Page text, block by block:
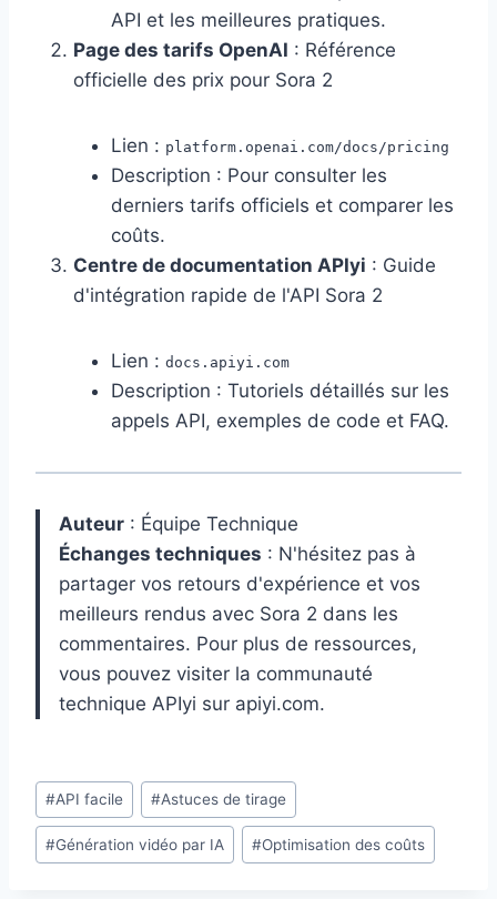
API et les meilleures pratiques.
Page des tarifs OpenAI : Référence
officielle des prix pour Sora 2
Lien : platform.openai.com/docs/pricing
Description : Pour consulter les
derniers tarifs officiels et comparer les
coûts.
Centre de documentation APIyi : Guide
d'intégration rapide de l'API Sora 2
Lien : docs.apiyi.com
Description : Tutoriels détaillés sur les
appels API, exemples de code et FAQ.
Auteur : Équipe Technique
Échanges techniques : N'hésitez pas à
partager vos retours d'expérience et vos
meilleurs rendus avec Sora 2 dans les
commentaires. Pour plus de ressources,
vous pouvez visiter la communauté
technique APIyi sur apiyi.com.
Étiquettes
de
la
#API facile #Astuces de tirage
#Génération vidéo par IA #Optimisation des coûts